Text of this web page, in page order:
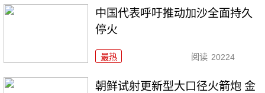
中国代表呼吁推动加沙全面持久
停火
最热 阅读 20224
朝鲜试射更新型大口径火箭炮 金